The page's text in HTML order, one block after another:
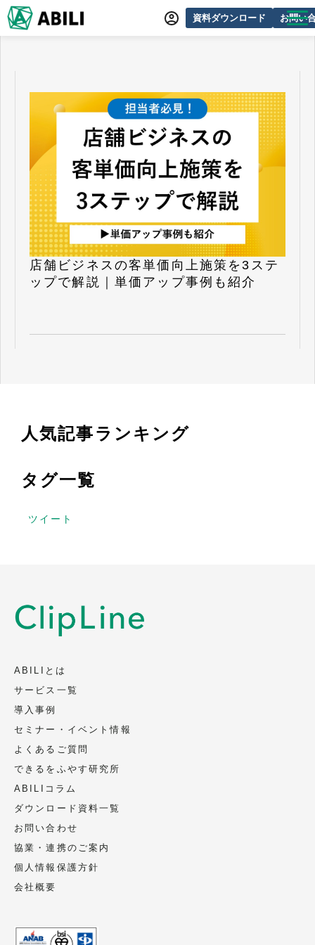
資料ダウンロード お問い
オンラインデモ
導入事例
動画制作事例
セミナー・イベント情報
よくあるご質問
店舗ビジネスの客単価向上施策を3ステ
ップで解説｜単価アップ事例も紹介
人気記事ランキング
タグ一覧
ツイート
ABILIとは
サービス一覧
導入事例
セミナー・イベント情報
よくあるご質問
できるをふやす研究所
ABILIコラム
ダウンロード資料一覧
お問い合わせ
協業・連携のご案内
個人情報保護方針
会社概要